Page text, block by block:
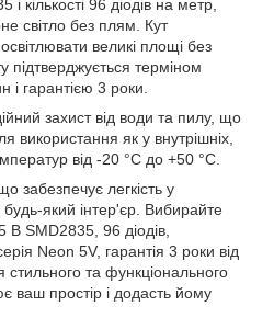
кількості 96 діодів на метр,
світло без плям. Кут
великі площі без
підтверджується терміном
і гарантією 3 роки.
захист від води та пилу, що
використання як у внутрішніх,
від -20 °C до +50 °C.
забезпечує легкість у
будь-який інтер'єр. Вибирайте
В SMD2835, 96 діодів,
Neon 5V, гарантія 3 роки від
та функціонального
ваш простір і додасть йому